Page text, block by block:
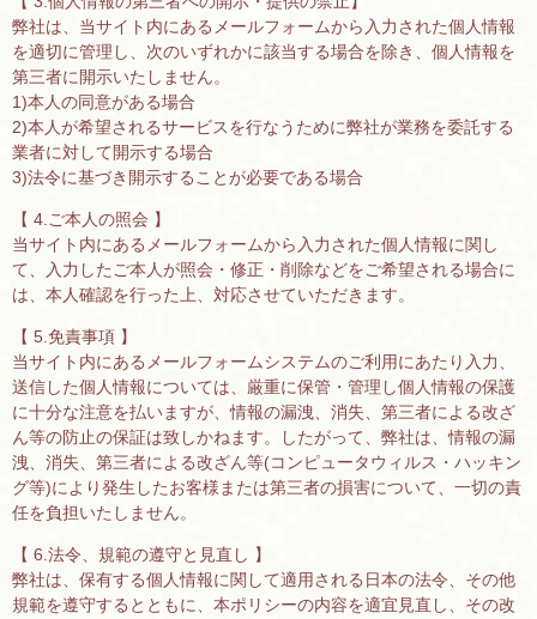
弊社は、当サイト内にあるメールフォームから入力された個人情報
を適切に管理し、次のいずれかに該当する場合を除き、個人情報を
第三者に開示いたしません。
1)本人の同意がある場合
2)本人が希望されるサービスを行なうために弊社が業務を委託する
業者に対して開示する場合
3)法令に基づき開示することが必要である場合
【 4.ご本人の照会 】
当サイト内にあるメールフォームから入力された個人情報に関し
て、入力したご本人が照会・修正・削除などをご希望される場合に
は、本人確認を行った上、対応させていただきます。
【 5.免責事項 】
当サイト内にあるメールフォームシステムのご利用にあたり入力、
送信した個人情報については、厳重に保管・管理し個人情報の保護
に十分な注意を払いますが、情報の漏洩、消失、第三者による改ざ
ん等の防止の保証は致しかねます。したがって、弊社は、情報の漏
洩、消失、第三者による改ざん等(コンピュータウィルス・ハッキン
グ等)により発生したお客様または第三者の損害について、一切の責
任を負担いたしません。
【 6.法令、規範の遵守と見直し 】
弊社は、保有する個人情報に関して適用される日本の法令、その他
規範を遵守するとともに、本ポリシーの内容を適宜見直し、その改